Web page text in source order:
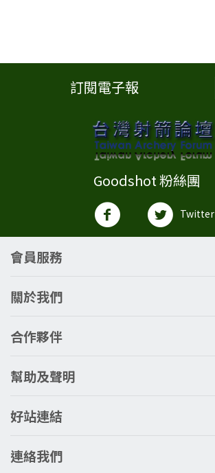
訂閱電子報
Goodshot 粉絲團
Twitter
會員服務
關於我們
合作夥伴
幫助及聲明
好站連結
連絡我們